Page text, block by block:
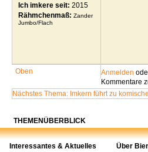
Ich imkere seit: 2015
Rähmchenmaß: Zander
Jumbo/Flach
Oben Anmelden
Kommentare
Nächstes Thema: Imkern führt zu
THEMENÜBERBLICK
Interessantes & Aktuelles Über